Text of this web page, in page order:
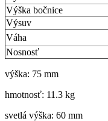
Výška bočnice
Výsuv
Váha
Nosnosť
výška: 75 mm
hmotnosť: 11.3 kg
svetlá výška: 60 mm